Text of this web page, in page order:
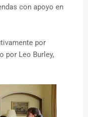
con apoyo en
por
por Leo Burley,